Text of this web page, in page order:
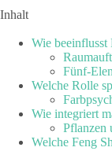
Inhalt
Wie beeinflusst
Fünf-
Welche Rolle
Wie integriert
Pflanzen
Welche Feng